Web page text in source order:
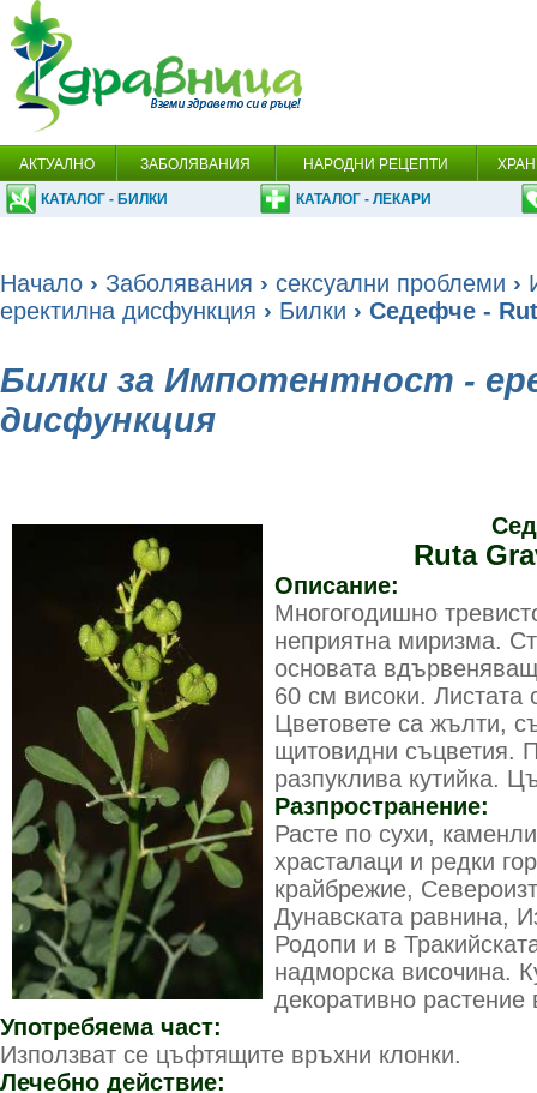
АКТУАЛНО ЗАБОЛЯВАНИЯ НАРОДНИ РЕЦЕПТИ
КАТАЛОГ - БИЛКИ КАТАЛОГ - ЛЕКАРИ
Начало › Заболявания › сексуални проблеми ›
еректилна дисфункция › Билки › Седефче -
Билки за Импотентност -
дисфункция
Ruta
Описание:
Многогодишно
неприятна миризма.
основата
60 см високи. Листата
Цветовете са жълти,
щитовидни съцветия.
разпуклива кутийка.
Разпространение:
Расте по сухи,
храсталаци и редки
крайбрежие,
Дунавската равнина,
Родопи и в
надморска височина.
декоративно растение
Употребяема част:
Използват се цъфтящите връхни клонки.
Лечебно действие: